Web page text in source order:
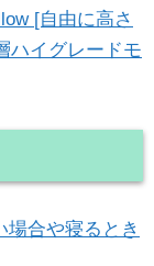
[自由に高さ
ハイグレードモ
場合や寝るとき